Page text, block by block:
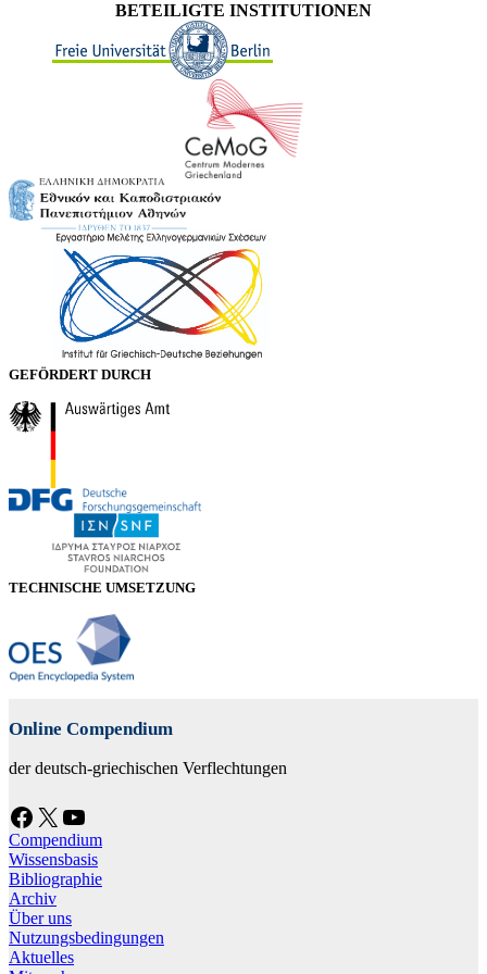
BETEILIGTE INSTITUTIONEN
GEFÖRDERT DURCH
TECHNISCHE UMSETZUNG
Online Compendium
der deutsch-griechischen Verflechtungen
Facebook X YouTube
Compendium
Wissensbasis
Bibliographie
Archiv
Über uns
Nutzungsbedingungen
Aktuelles